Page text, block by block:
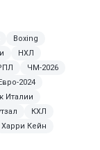
Boxing
НХЛ
ЧМ-2026
Евро-2024
Италии
КХЛ
Харри Кейн